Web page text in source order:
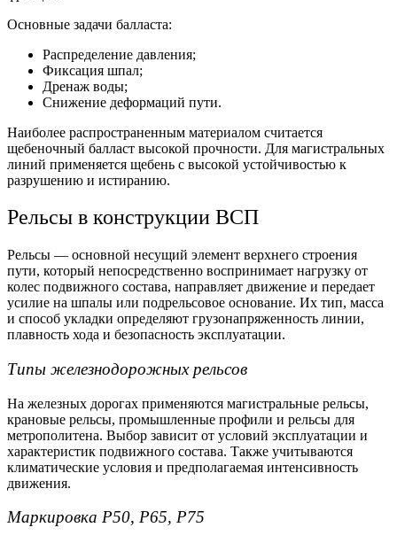
Основные задачи балласта:
Распределение давления;
Фиксация шпал;
Дренаж воды;
Снижение деформаций пути.
Наиболее распространенным материалом считается
щебеночный балласт высокой прочности. Для магистральных
линий применяется щебень с высокой устойчивостью к
разрушению и истиранию.
Рельсы в конструкции ВСП
Рельсы — основной несущий элемент верхнего строения
пути, который непосредственно воспринимает нагрузку от
колес подвижного состава, направляет движение и передает
усилие на шпалы или подрельсовое основание. Их тип, масса
и способ укладки определяют грузонапряженность линии,
плавность хода и безопасность эксплуатации.
Типы железнодорожных рельсов
На железных дорогах применяются магистральные рельсы,
крановые рельсы, промышленные профили и рельсы для
метрополитена. Выбор зависит от условий эксплуатации и
характеристик подвижного состава. Также учитываются
климатические условия и предполагаемая интенсивность
движения.
Маркировка Р50, Р65, Р75